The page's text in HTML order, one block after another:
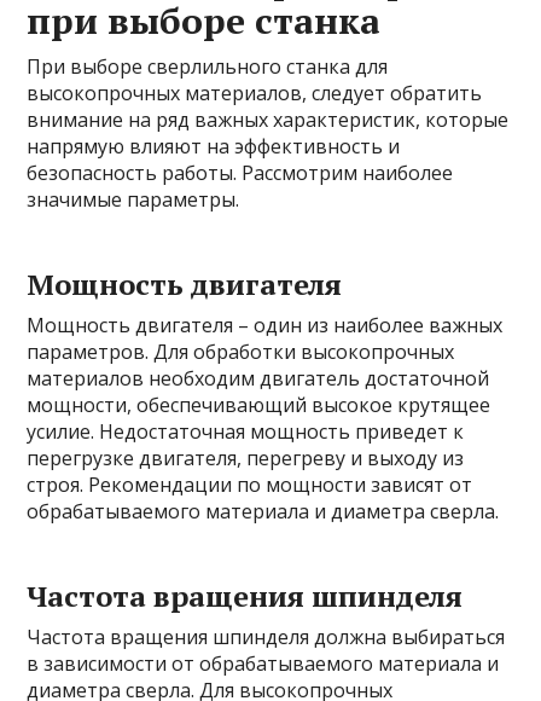
при выборе станка
При выборе сверлильного станка для
высокопрочных материалов, следует обратить
внимание на ряд важных характеристик, которые
напрямую влияют на эффективность и
безопасность работы. Рассмотрим наиболее
значимые параметры.
Мощность двигателя
Мощность двигателя – один из наиболее важных
параметров. Для обработки высокопрочных
материалов необходим двигатель достаточной
мощности, обеспечивающий высокое крутящее
усилие. Недостаточная мощность приведет к
перегрузке двигателя, перегреву и выходу из
строя. Рекомендации по мощности зависят от
обрабатываемого материала и диаметра сверла.
Частота вращения шпинделя
Частота вращения шпинделя должна выбираться
в зависимости от обрабатываемого материала и
диаметра сверла. Для высокопрочных